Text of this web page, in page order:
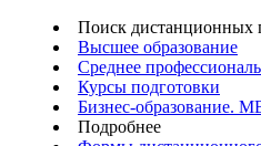
Поиск дистанционных
Высшее образование
Среднее
Курсы подготовки
Бизнес-образование.
Подробнее